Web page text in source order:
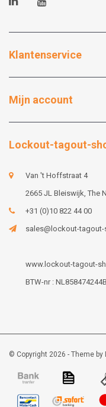
Klantenservice
Mijn account
Lockout-tagout-
Van 't Hoffstraat 4
2665 JL Bleiswijk, The
+31 (0)10 822 44 00
sales@lockout-
www.lockout-tagout-
BTW-nr :
© Copyright 2026 - Theme by